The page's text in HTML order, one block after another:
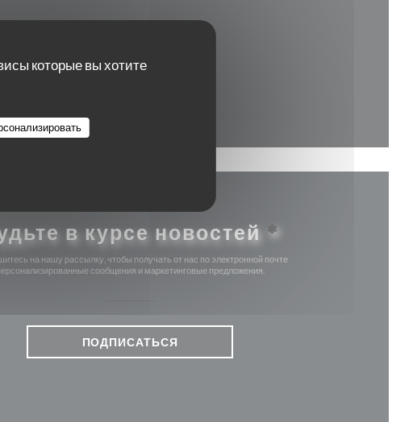
которые вы хотите
в новом окне))
в новом окне))
в курсе новостей *
на нашу рассылку, чтобы получать от нас по электронной почте
сообщения и маркетинговые предложения.
ПОДПИСАТЬСЯ